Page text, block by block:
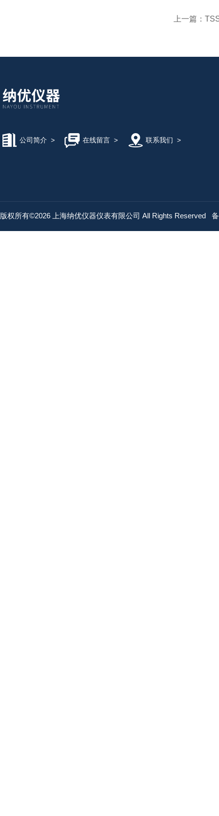
上一篇：
公司简介 > 在线留言> 联系我们 >
版权所有©2026 上海纳优仪器仪表有限公司 All Rights Reserved